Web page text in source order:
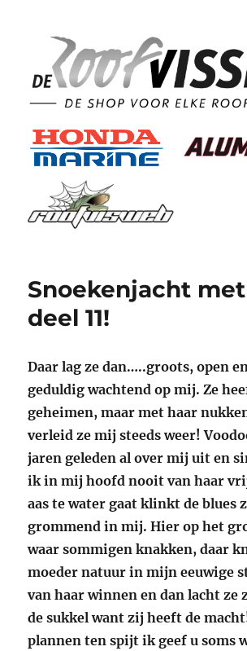
Snoekenjacht
deel 11!
Daar lag ze dan…..groots, open
geduldig wachtend op mij. Ze
geheimen, maar met haar
verleid ze mij steeds weer!
jaren geleden al over mij uit en
ik in mij hoofd nooit van haar
aas te water gaat klinkt de blues
grommend in mij. Hier op het
waar sommigen knakken, daar
moeder natuur in mijn eeuwige
van haar winnen en dan lacht ze
de sukkel want zij heeft de
plannen ten spijt ik geef u soms